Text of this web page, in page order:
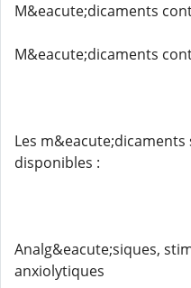
M&eacute;dicaments
M&eacute;dicaments
Les
disponibles :
Analg&eacute;siques,
anxiolytiques